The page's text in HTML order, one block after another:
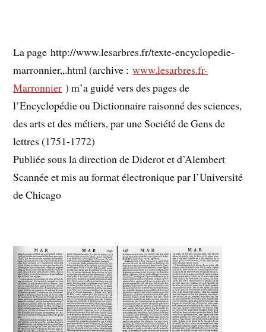
La page http://www.lesarbres.fr/texte-encyclopedie-
marronnier,,.html (archive :www.lesarbres.fr-
Marronnier ) m’a guidé vers des pages de
l’Encyclopédie ou Dictionnaire raisonné des sciences,
des arts et des métiers, par une Société de Gens de
lettres (1751-1772)
Publiée sous la direction de Diderot et d’Alembert
Scannée et mis au format électronique par l’Université
de Chicago